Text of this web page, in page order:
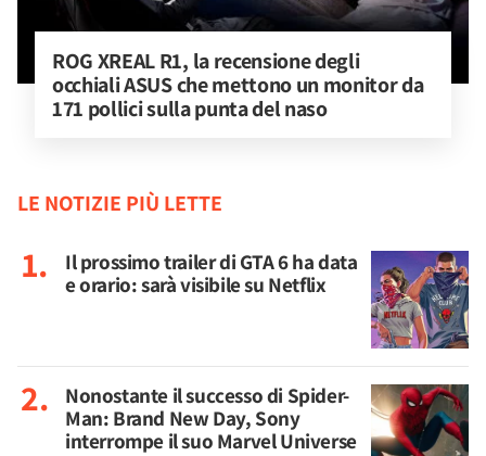
ROG XREAL R1, la recensione degli
occhiali ASUS che mettono un monitor da
171 pollici sulla punta del naso
LE NOTIZIE PIÙ LETTE
Il prossimo trailer di GTA 6 ha data
e orario: sarà visibile su Netflix
Nonostante il successo di Spider-
Man: Brand New Day, Sony
interrompe il suo Marvel Universe